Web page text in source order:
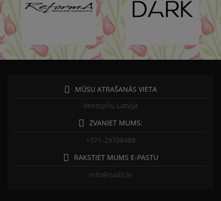
MŪSU ATRAŠANĀS VIETA
Ventspils, Latvija
ZVANIET MUMS:
+371-29708488
RAKSTIET MUMS E-PASTU
info@nailz.lv